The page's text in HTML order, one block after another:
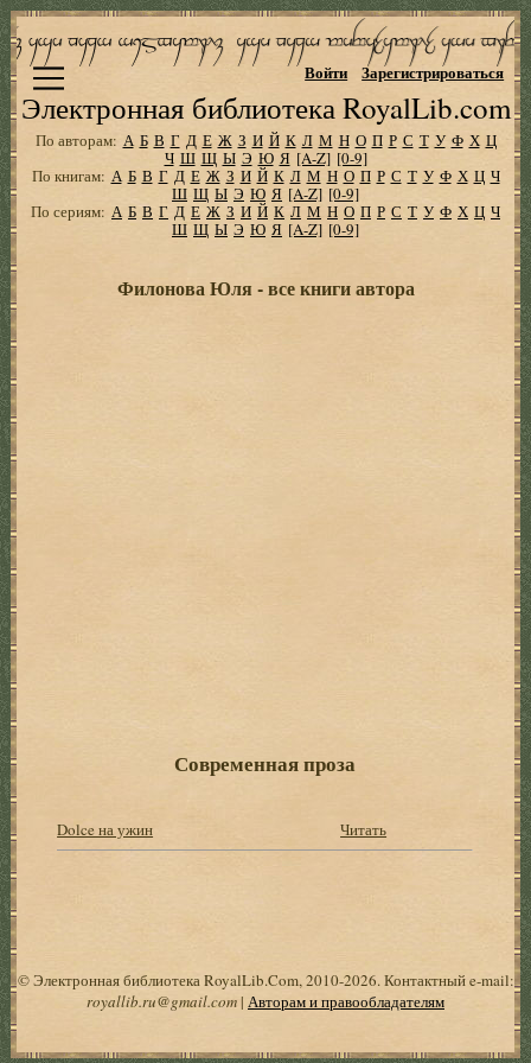
Электронная библиотека RoyalLib.com
Войти Зарегистрироваться
По авторам: А Б В Г Д Е Ж З И Й К Л М Н О П Р С Т У Ф Х Ц
Ч Ш Щ Ы Э Ю Я [A-Z] [0-9]
По книгам: А Б В Г Д Е Ж З И Й К Л М Н О П Р С Т У Ф Х Ц Ч
Ш Щ Ы Э Ю Я [A-Z] [0-9]
По сериям: А Б В Г Д Е Ж З И Й К Л М Н О П Р С Т У Ф Х Ц Ч
Ш Щ Ы Э Ю Я [A-Z] [0-9]
Филонова Юля - все книги автора
Современная проза
Dolce на ужин Читать
© Электронная библиотека RoyalLib.Com, 2010-2026. Контактный e-mail:
royallib.ru@gmail.com| Авторам и правообладателям